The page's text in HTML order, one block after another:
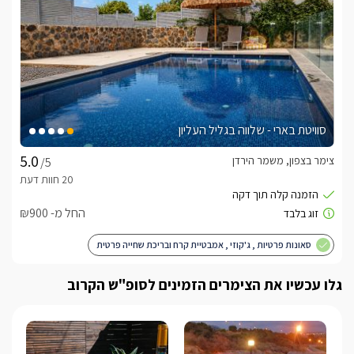
את דלתות הכניסה ועד העזיבה לא תרגישו אחרת מלבד הנאה
הסוויטות בנויות כחלל גדול פתוח ונקי, מוארות בתאורת לד חמה
לאווירה רומנטית ואינטימית, במרכזן מיטה זוגית בגודל KING SIZE,
עם מזרן אורטופדי לשינה רגועה וטובה, נטולת לחצים, מוצעת
במצעים איכותיים ורכים שיתרמו לשינה העמוקה ולזמן האיכות בין
בכל אחת מהסוויטות של "Y האוס" ארון לאחסון החפצים האישיים
של המתארחים, שולחן בר עם כסאות ישיבה נוחים במיוחד, צמחי נוי
למול המיטה מסך טלוויזיה מעוצב בגודל 50", הניצב על עמוד
בחדר הרחצה שירותים, ומקלחון עיסוי ייחודי ומפנק עם ראש זרמים
סוויטת בארי - שלווה בגליל העליון
/5
צימר בצפון, משמר הירדן
החל מ- ₪900
סאונות פרטיות , ג'קוזי , אמבטיית קרח ובריכת שחייה פרטית
גלו עכשיו את הצימרים הזמינים לסופ"ש הקרוב